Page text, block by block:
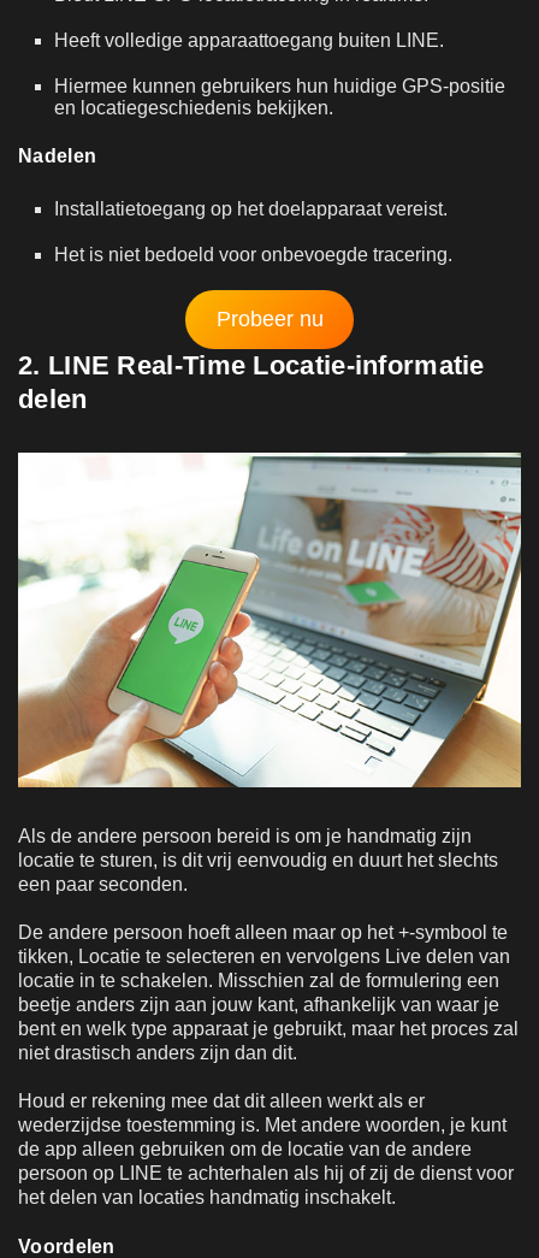
Heeft volledige apparaattoegang buiten LINE.
Hiermee kunnen gebruikers hun huidige GPS-positie
en locatiegeschiedenis bekijken.
Nadelen
Installatietoegang op het doelapparaat vereist.
Het is niet bedoeld voor onbevoegde tracering.
Probeer nu
2. LINE Real-Time Locatie-informatie
delen
Als de andere persoon bereid is om je handmatig zijn
locatie te sturen, is dit vrij eenvoudig en duurt het slechts
een paar seconden.
De andere persoon hoeft alleen maar op het +-symbool te
tikken, Locatie te selecteren en vervolgens Live delen van
locatie in te schakelen. Misschien zal de formulering een
beetje anders zijn aan jouw kant, afhankelijk van waar je
bent en welk type apparaat je gebruikt, maar het proces zal
niet drastisch anders zijn dan dit.
Houd er rekening mee dat dit alleen werkt als er
wederzijdse toestemming is. Met andere woorden, je kunt
de app alleen gebruiken om de locatie van de andere
persoon op LINE te achterhalen als hij of zij de dienst voor
het delen van locaties handmatig inschakelt.
Voordelen